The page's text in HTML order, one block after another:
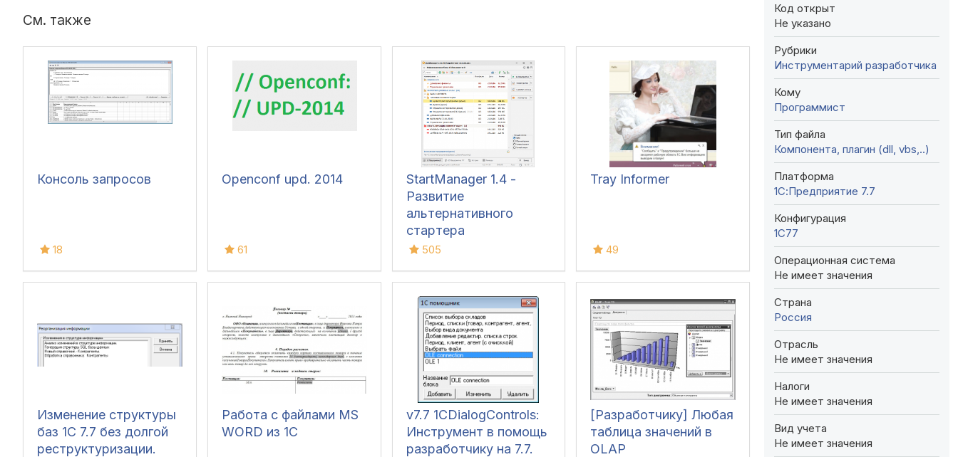
См. также
Консоль запросов
18
Openconf upd. 2014
61
StartManager 1.4 -
Развитие
альтернативного
стартера
505
Tray Informer
49
Изменение структуры
баз 1С 7.7 без долгой
реструктуризации.
Работа с файлами MS
WORD из 1C
v7.7 1CDialogControls:
Инструмент в помощь
разработчику на 7.7.
[Разработчику] Любая
таблица значений в
OLAP
Код открыт
Не указано
Рубрики
Инструментарий разработчика
Кому
Программист
Тип файла
Компонента, плагин (dll, vbs,..)
Платформа
1С:Предприятие 7.7
Конфигурация
1C77
Операционная система
Не имеет значения
Страна
Россия
Отрасль
Не имеет значения
Налоги
Не имеет значения
Вид учета
Не имеет значения